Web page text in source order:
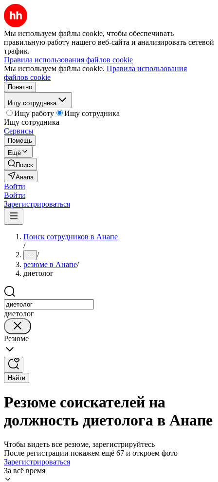
Мы используем файлы cookie, чтобы обеспечивать
правильную работу нашего веб-сайта и анализировать сетевой
трафик.
Правила использования файлов cookie
Мы используем файлы cookie. Правила использования
файлов cookie
Понятно
Ищу сотрудника
Ищу работу
Ищу сотрудника
Ищу сотрудника
Сервисы
Помощь
Ещё
Поиск
Анапа
Войти
Войти
Зарегистрироваться
Поиск сотрудников в Анапе
/
... /
резюме в Анапе/
диетолог
диетолог
Резюме
Найти
Резюме соискателей на
должность диетолога в Анапе
Чтобы видеть все резюме, зарегистрируйтесь
После регистрации покажем ещё 67 и откроем фото
Зарегистрироваться
За всё время